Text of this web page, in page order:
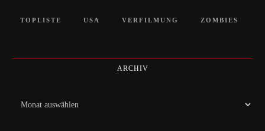
TOPLISTE USA VERFILMUNG ZOMBIES
ARCHIV
Archiv